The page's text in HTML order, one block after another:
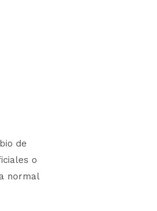
de
o
normal